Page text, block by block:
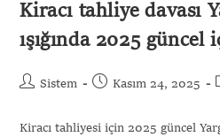
Kiracı tahliye davası
ışığında 2025
Sistem Kasım 24, 2025
Kiracı tahliyesi için 2025 güncel